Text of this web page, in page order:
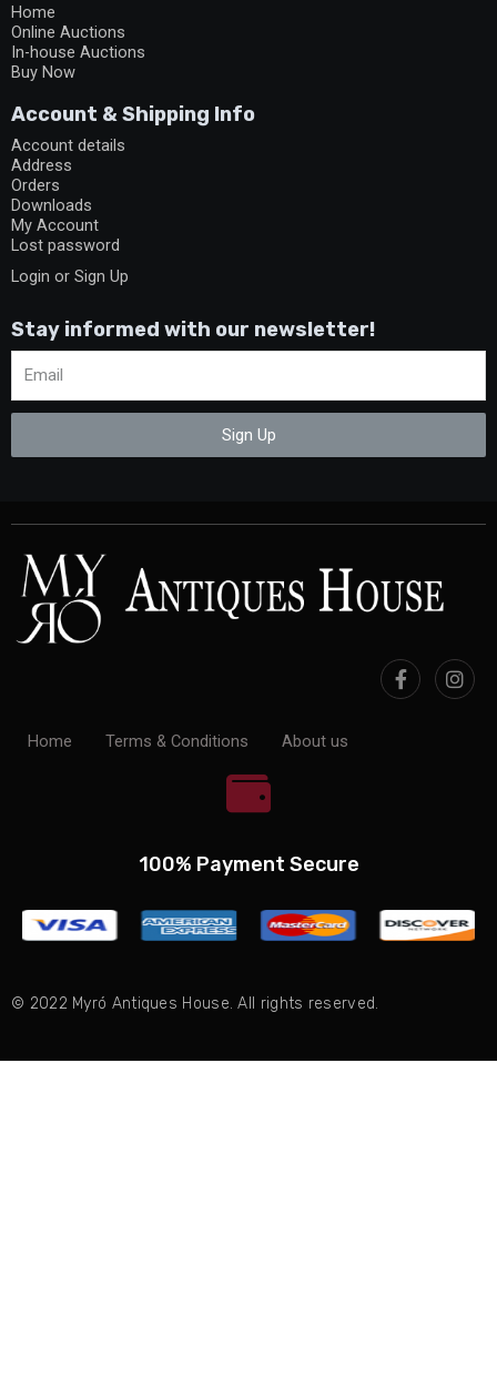
Home
Online Auctions
In-house Auctions
Buy Now
Account & Shipping Info
Account details
Address
Orders
Downloads
My Account
Lost password
Login or Sign Up
Stay informed with our newsletter!
Sign Up
Home Terms & Conditions About us
100% Payment Secure
© 2022 Myró Antiques House. All rights reserved.